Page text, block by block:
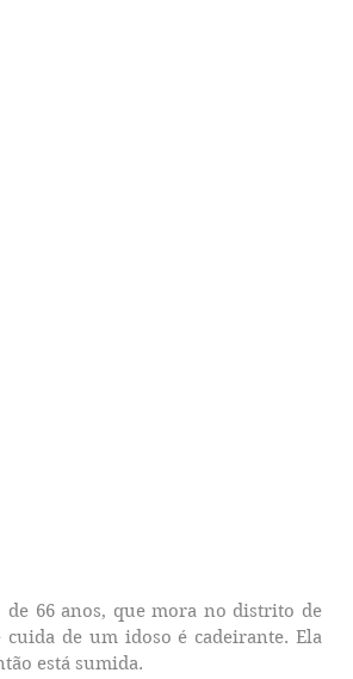
de 66 anos, que mora no distrito de
de um idoso é cadeirante. Ela
está sumida.